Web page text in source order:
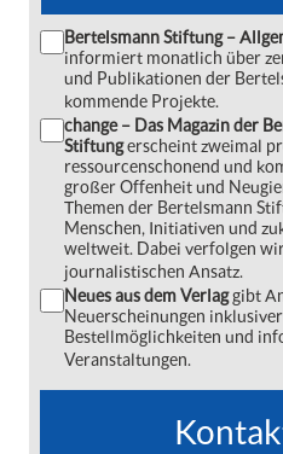
Bertelsmann Stiftung –
informiert monatlich über
und Publikationen der
kommende Projekte.
change – Das Magazin der
Stiftungerscheint zweimal
ressourcenschonend und
großer Offenheit und
Themen der Bertelsmann
Menschen, Initiativen und
weltweit. Dabei verfolgen
journalistischen Ansatz.
Neues aus dem Verlaggibt
Neuerscheinungen
Bestellmöglichkeiten und
Veranstaltungen.